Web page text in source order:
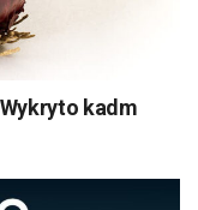
kadm